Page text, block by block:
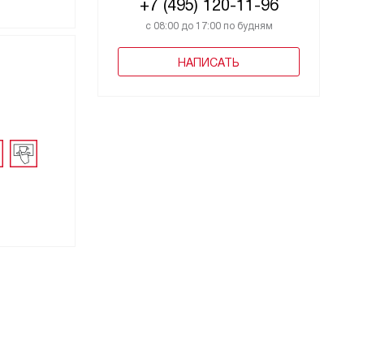
+7 (495) 120-11-96
с 08:00 до 17:00 по будням
НАПИСАТЬ